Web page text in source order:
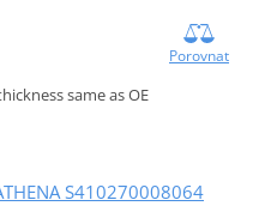
Porovnat
same as OE
S410270008064